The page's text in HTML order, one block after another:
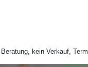
kein Verkauf,